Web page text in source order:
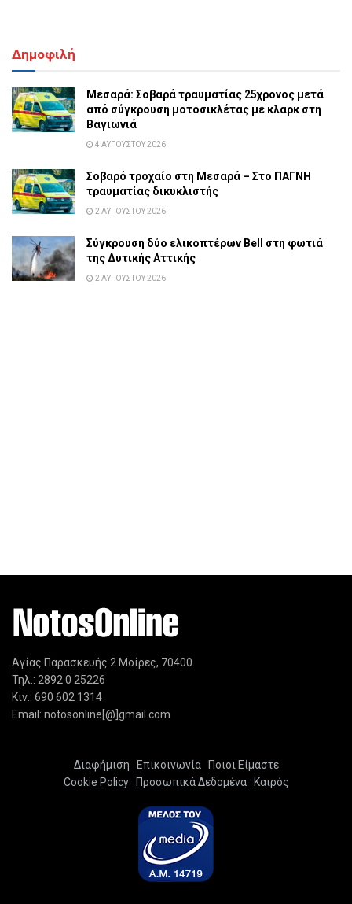
Δημοφιλή
Μεσαρά: Σοβαρά τραυματίας 25χρονος μετά
από σύγκρουση μοτοσικλέτας με κλαρκ στη
Βαγιωνιά
4 ΑΥΓΟΎΣΤΟΥ 2026
Σοβαρό τροχαίο στη Μεσαρά – Στο ΠΑΓΝΗ
τραυματίας δικυκλιστής
2 ΑΥΓΟΎΣΤΟΥ 2026
Σύγκρουση δύο ελικοπτέρων Bell στη φωτιά
της Δυτικής Αττικής
2 ΑΥΓΟΎΣΤΟΥ 2026
Αγίας Παρασκευής 2 Μοίρες, 70400
Τηλ.: 2892 0 25226
Κιν.: 690 602 1314
Email: notosonline[@]gmail.com
Διαφήμιση Επικοινωνία
Ποιοι Είμαστε
Cookie Policy
Προσωπικά Δεδομένα Καιρός